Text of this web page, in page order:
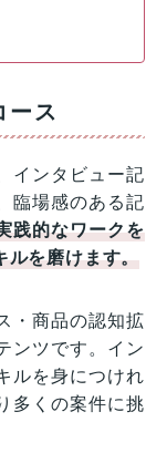
ース
インタビュー記
臨場感のある記
践的なワークを
ルを磨けます。
・商品の認知拡
ンツです。イン
ルを身につけれ
多くの案件に挑